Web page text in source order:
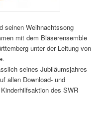
seinen Weihnachtssong
mit dem Bläserensemble
unter der Leitung von
seines Jubiläumsjahres
allen Download- und
des SWR